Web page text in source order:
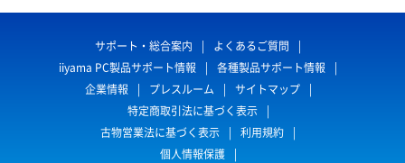
サポート・総合案内
よくあるご質問
iiyama PC製品サポート情報
各種製品サポート情報
企業情報
プレスルーム
サイトマップ
特定商取引法に基づく表示
古物営業法に基づく表示
利用規約
個人情報保護